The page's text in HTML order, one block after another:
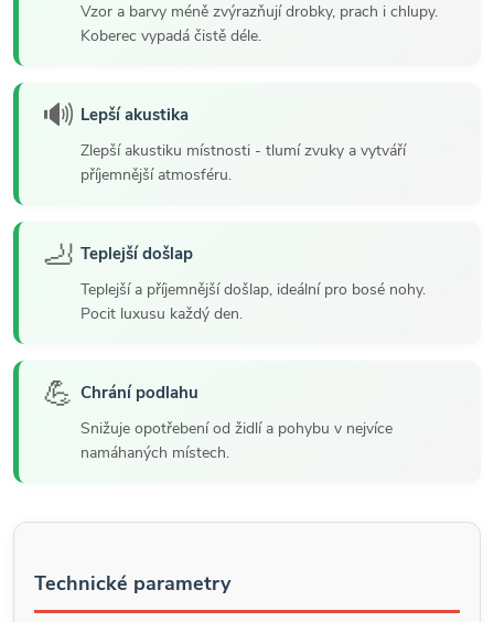
Vzor a barvy méně zvýrazňují drobky, prach i chlupy.
Koberec vypadá čistě déle.
🔊 Lepší akustika
Zlepší akustiku místnosti - tlumí zvuky a vytváří
příjemnější atmosféru.
🦶 Teplejší došlap
Teplejší a příjemnější došlap, ideální pro bosé nohy.
Pocit luxusu každý den.
💪 Chrání podlahu
Snižuje opotřebení od židlí a pohybu v nejvíce
namáhaných místech.
Technické parametry